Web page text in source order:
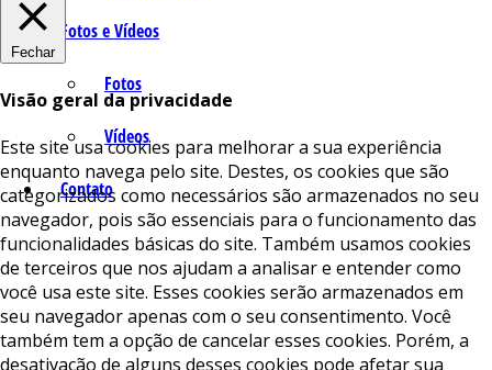
Fotos e Vídeos
Fotos
Vídeos
Contato
Fechar
Visão geral da privacidade
Este site usa cookies para melhorar a sua experiência
enquanto navega pelo site. Destes, os cookies que são
categorizados como necessários são armazenados no seu
navegador, pois são essenciais para o funcionamento das
funcionalidades básicas do site. Também usamos cookies
de terceiros que nos ajudam a analisar e entender como
você usa este site. Esses cookies serão armazenados em
seu navegador apenas com o seu consentimento. Você
também tem a opção de cancelar esses cookies. Porém, a
desativação de alguns desses cookies pode afetar sua